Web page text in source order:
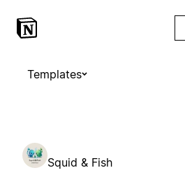
Templates
Squid & Fish